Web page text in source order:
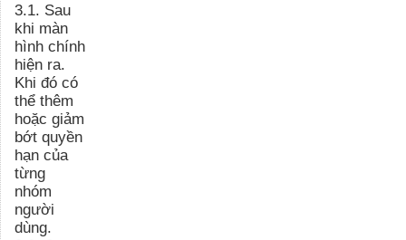
3.1. Sau
khi màn
hình chính
hiện ra.
Khi đó có
thể thêm
hoặc giảm
bớt quyền
hạn của
từng
nhóm
người
dùng.